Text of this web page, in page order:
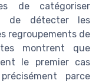
de catégoriser
de détecter les
regroupements de
montrent que
le premier cas
parce